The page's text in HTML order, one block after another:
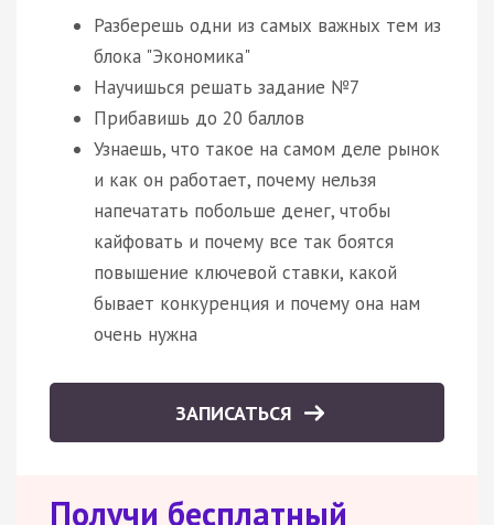
Разберешь одни из самых важных тем из
блока "Экономика"
Научишься решать задание №7
Прибавишь до 20 баллов
Узнаешь, что такое на самом деле рынок
и как он работает, почему нельзя
напечатать побольше денег, чтобы
кайфовать и почему все так боятся
повышение ключевой ставки, какой
бывает конкуренция и почему она нам
очень нужна
ЗАПИСАТЬСЯ
Получи бесплатный